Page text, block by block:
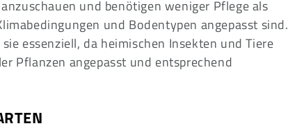
und benötigen weniger Pflege als
und Bodentypen angepasst sind.
essenziell, da heimischen Insekten und Tiere
Pflanzen angepasst und entsprechend